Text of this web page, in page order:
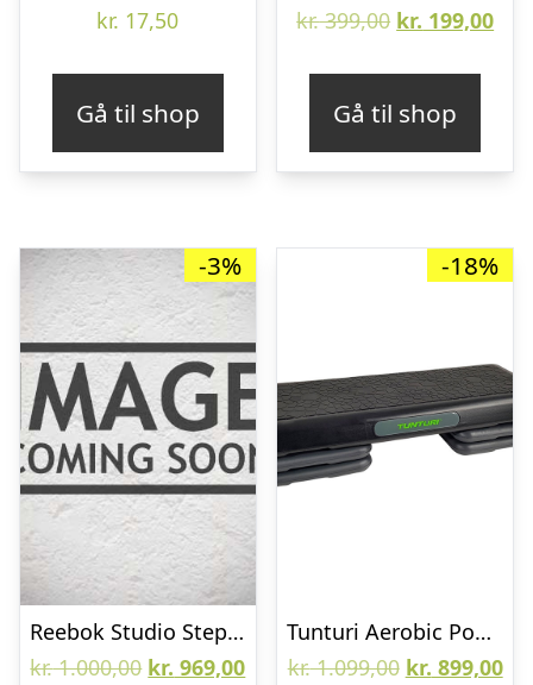
kr. 17,50
Gå til shop
kr.399,00 Den
kr. 399,00.
kr. 199,00Den
kr.
Gå til shop
-3%
Reebok Studio Step The Original Stepbræt – Teal
kr.1.000,00 Den
kr. 969,00Den
-18%
Tunturi Aerobic Power Stepbænk
kr.1.099,00 Den
kr. 899,00